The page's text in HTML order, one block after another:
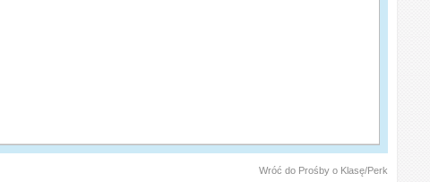
Wróć do Prośby o Klasę/Perk